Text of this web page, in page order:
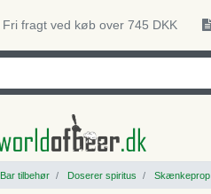
Fri fragt ved køb over 745 DKK
Bar tilbehør Doserer spiritus Skænkeprop